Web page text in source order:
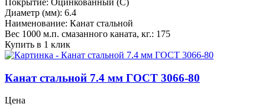
Покрытие: Оцинкованный (С)
Диаметр (мм): 6.4
Наименование: Канат стальной
Вес 1000 м.п. смазанного каната, кг.: 175
Купить в 1 клик
Канат стальной 7.4 мм ГОСТ 3066-80
Цена